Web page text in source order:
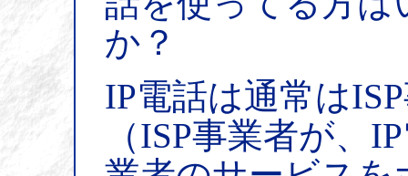
か？
IP電話は通常は
（ISP事業者が、